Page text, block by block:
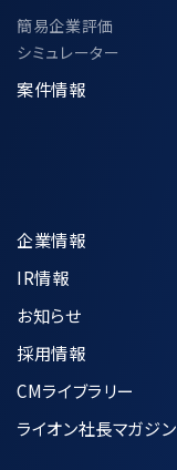
簡易企業評価
シミュレーター
案件情報
企業情報
IR情報
お知らせ
採用情報
CMライブラリー
ライオン社長マガジン